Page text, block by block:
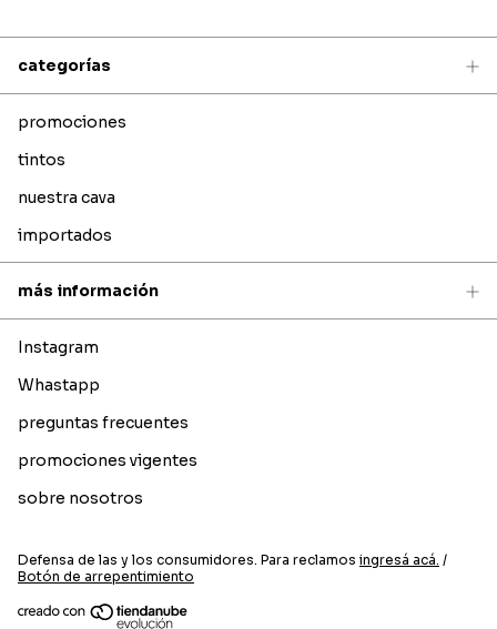
categorías
promociones
tintos
nuestra cava
importados
más información
Instagram
Whastapp
preguntas frecuentes
promociones vigentes
sobre nosotros
Defensa de las y los consumidores. Para reclamos ingresá acá. /
Botón de arrepentimiento